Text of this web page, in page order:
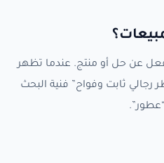
عن حل أو منتج. عندما تظهر
ثابت وفواح” فنية البحث